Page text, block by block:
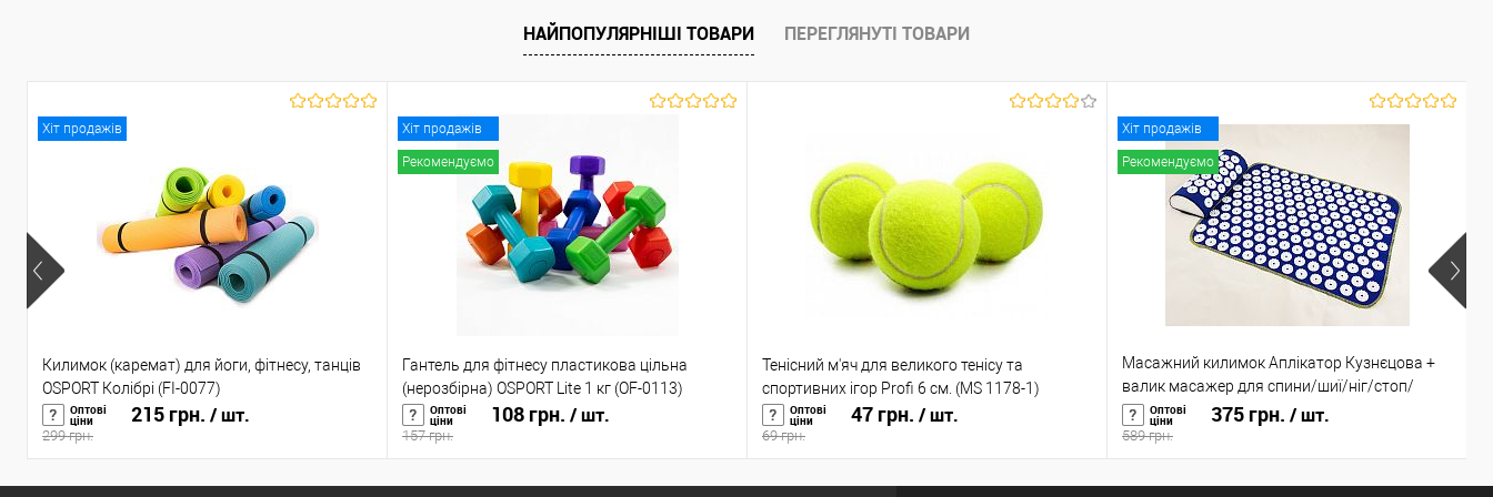
У наявності
У вибране
У наявності
У вибране
НАЙПОПУЛЯРНІШІ ТОВАРИ ПЕРЕГЛЯНУТІ ТОВАРИ
Хіт продажів
Килимок (каремат) для йоги, фітнесу, танців
OSPORT Колібрі (FI-0077)
Оптові
ціни 215 грн. / шт.
299 грн.
Хіт продажів
Рекомендуємо
Гантель для фітнесу пластикова цільна
(нерозбірна) OSPORT Lite 1 кг (OF-0113)
Оптові
ціни 108 грн. / шт.
157 грн.
Тенісний м'яч для великого тенісу та
спортивних ігор Profi 6 см. (MS 1178-1)
Оптові
ціни 47 грн. / шт.
69 грн.
Хіт продажів
Рекомендуємо
Масажний килимок Аплікатор Кузнєцова +
валик масажер для спини/шиї/ніг/стоп/
голови/тіла OSPORT (n-0002)
Оптові
ціни 375 грн. / шт.
589 грн.